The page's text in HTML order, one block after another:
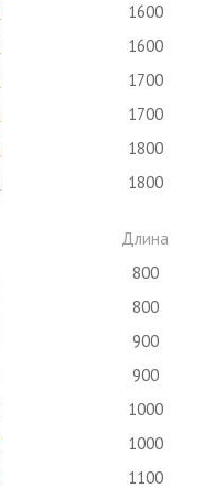
1600
1600
1700
1700
1800
1800
Длина
800
800
900
900
1000
1000
1100